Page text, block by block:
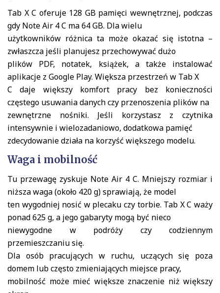
Tab X C oferuje 128 GB pamięci wewnętrznej, podczas
gdy Note Air 4 C ma 64 GB. Dla wielu
użytkowników różnica ta może okazać się istotna –
zwłaszcza jeśli planujesz przechowywać dużo
plików PDF, notatek, książek, a także instalować
aplikacje z Google Play. Większa przestrzeń w Tab X
C daje większy komfort pracy bez konieczności
częstego usuwania danych czy przenoszenia plików na
zewnętrzne nośniki. Jeśli korzystasz z czytnika
intensywnie i wielozadaniowo, dodatkowa pamięć
zdecydowanie działa na korzyść większego modelu.
Waga i mobilność
Tu przewagę zyskuje Note Air 4 C. Mniejszy rozmiar i
niższa waga (około 420 g) sprawiają, że model
ten wygodniej nosić w plecaku czy torbie. Tab X C waży
ponad 625 g, a jego gabaryty mogą być nieco
niewygodne w podróży czy codziennym
przemieszczaniu się.
Dla osób pracujących w ruchu, uczących się poza
domem lub często zmieniających miejsce pracy,
mobilność może mieć większe znaczenie niż większy